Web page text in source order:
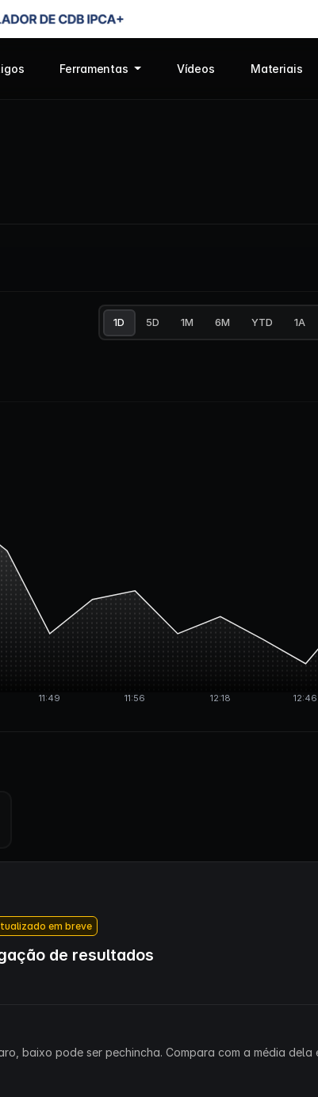
Ferramentas Vídeos Materiais
1D 5D 1M 6M YTD 1A
em breve
de resultados
baixo pode ser pechincha. Compara com a média dela